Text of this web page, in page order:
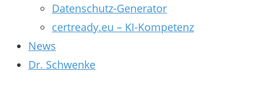
Datenschutz-Generator
certready.eu – KI-Kompetenz
News
Dr. Schwenke